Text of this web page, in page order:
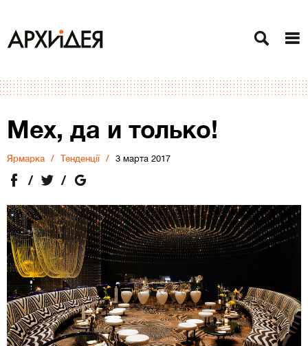
Мех, да и только!
Ярмарка Тенденції 3 марта 2017